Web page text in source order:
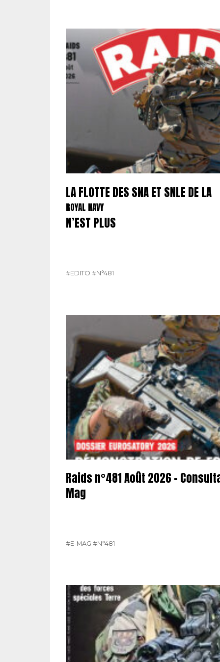
LA FLOTTE DES SNA ET SNLE DE LA
ROYAL NAVY
N’EST PLUS
#EDITO #N°481
Raids n°481 Août 2026 –
Mag
#E-MAG #N°481